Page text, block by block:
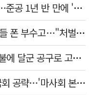
"아파트 외벽 테라스가 통째로"…준공 1년 반 만에 '아찔 사고'
전북 경찰 간부 '女교사 몰카' 아들 폰 부수고…"처벌 못하는 사안" 내부망에 글
'외도 의심' 아내 화장실에 묶고 불에 달군 공구로 고문…남편 검거
김병삼 경북 영천시장, 이번엔 국회 공략…'마사회 본사 이전·광역교통망 확충' 요청